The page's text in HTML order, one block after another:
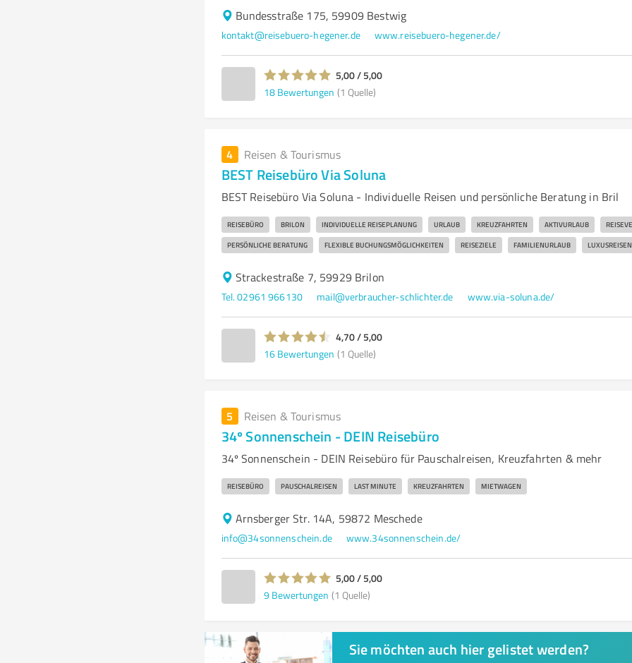
Bundesstraße 175, 59909 Bestwig
kontakt@reisebuero-hegener.de www.reisebuero-hegener.de/
5,00 / 5,00
18 Bewertungen (1 Quelle)
4 Reisen & Tourismus
BEST Reisebüro Via Soluna
BEST Reisebüro Via Soluna - Individuelle Reisen und persönliche Beratung in Bril
REISEBÜRO BRILON INDIVIDUELLE REISEPLANUNG URLAUB KREUZFAHRTEN AKTIVURLAUB
PERSÖNLICHE BERATUNG FLEXIBLE BUCHUNGSMÖGLICHKEITEN REISEZIELE FAMILIENURLAUB LUXUSREISEN
Strackestraße 7, 59929 Brilon
Tel. 02961 966130 mail@verbraucher-schlichter.de www.via-soluna.de/
4,70 / 5,00
16 Bewertungen (1 Quelle)
5 Reisen & Tourismus
34º Sonnenschein - DEIN Reisebüro
34º Sonnenschein - DEIN Reisebüro für Pauschalreisen, Kreuzfahrten & mehr
REISEBÜRO PAUSCHALREISEN LAST MINUTE KREUZFAHRTEN MIETWAGEN
Arnsberger Str. 14A, 59872 Meschede
info@34sonnenschein.de www.34sonnenschein.de/
5,00 / 5,00
9 Bewertungen (1 Quelle)
Sie möchten auch hier gelistet werden?